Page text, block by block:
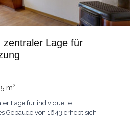
zentraler Lage für
m2
Lage für individuelle
Gebäude von 1643 erhebt sich